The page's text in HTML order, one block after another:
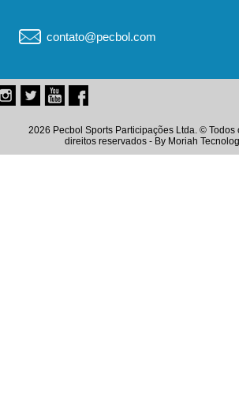
contato@pecbol.com
2026 Pecbol Sports Participações Ltda. © Todos
direitos reservados - By Moriah